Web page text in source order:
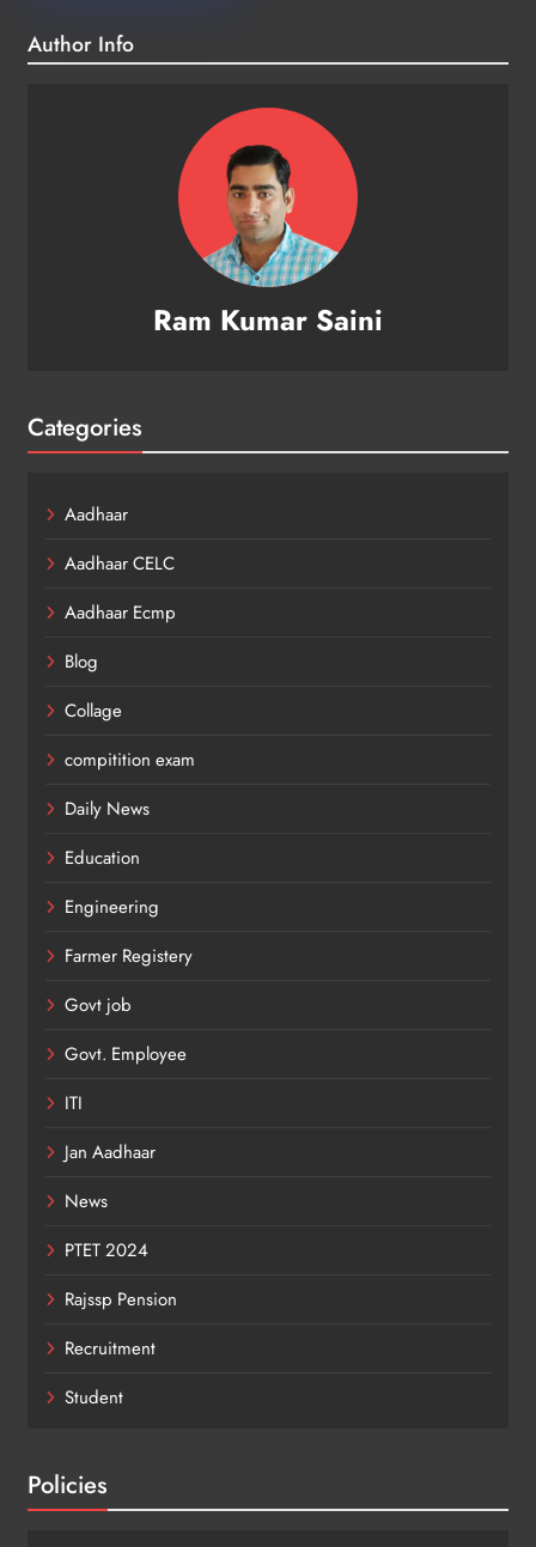
Author Info
Ram Kumar Saini
Categories
Aadhaar
Aadhaar CELC
Aadhaar Ecmp
Blog
Collage
compitition exam
Daily News
Education
Engineering
Farmer Registery
Govt job
Govt. Employee
ITI
Jan Aadhaar
News
PTET 2024
Rajssp Pension
Recruitment
Student
Policies